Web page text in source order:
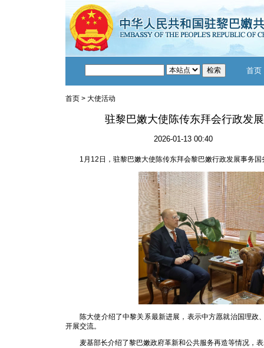
首页
首页 > 大使活动
驻黎巴嫩大使陈传东拜会行政发
2026-01-13 00:40
1月12日，驻黎巴嫩大使陈传东拜会黎巴嫩行政发展事务国
陈大使介绍了中黎关系最新进展，表示中方愿就治国理政
开展交流。
麦基部长介绍了黎巴嫩政府革新和公共服务再造等情况，